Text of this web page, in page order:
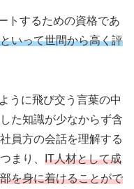
トするための資格であ
いって世間から高く評
うに飛び交う言葉の中
た知識が少なからず含
員方の会話を理解する
まり、 IT人材として成
を身に着けることがで